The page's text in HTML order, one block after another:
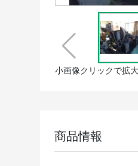
小画像クリックで拡
商品情報